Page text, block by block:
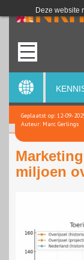
Deze website
Geplaatst op: 12-09-
Auteur: Marc Gerlings
miljoen